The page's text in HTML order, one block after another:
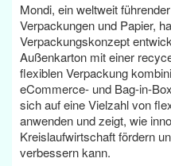
Mondi, ein weltweit
Verpackungen und Papier,
Verpackungskonzept
Außenkarton mit einer
flexiblen Verpackung
eCommerce- und Bag-in-
sich auf eine Vielzahl von
anwenden und zeigt, wie
Kreislaufwirtschaft fördern
verbessern kann.